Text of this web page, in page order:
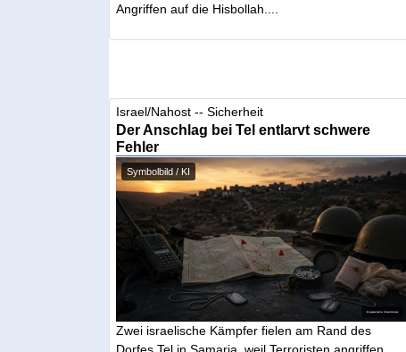
Angriffen auf die Hisbollah....
Israel/Nahost -- Sicherheit
Der Anschlag bei Tel entlarvt schwere
Fehler
Symbolbild / KI
Zwei israelische Kämpfer fielen am Rand des